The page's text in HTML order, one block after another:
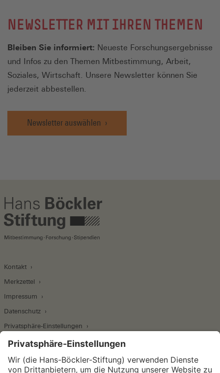
NEWSLETTER MIT IHREN THEMEN
Bleiben Sie informiert: Neueste Forschungsergebnisse
und Infos zu den Themen Mitbestimmung, Arbeit,
Soziales, Wirtschaft. Unsere Newsletter können Sie
jederzeit abbestellen.
Newsletter auswählen
Kontakt
Merkzettel
Impressum
Datenschutz
Privatsphäre-Einstellungen
Wirtschafts- und Sozialwissenschaftliches Institut